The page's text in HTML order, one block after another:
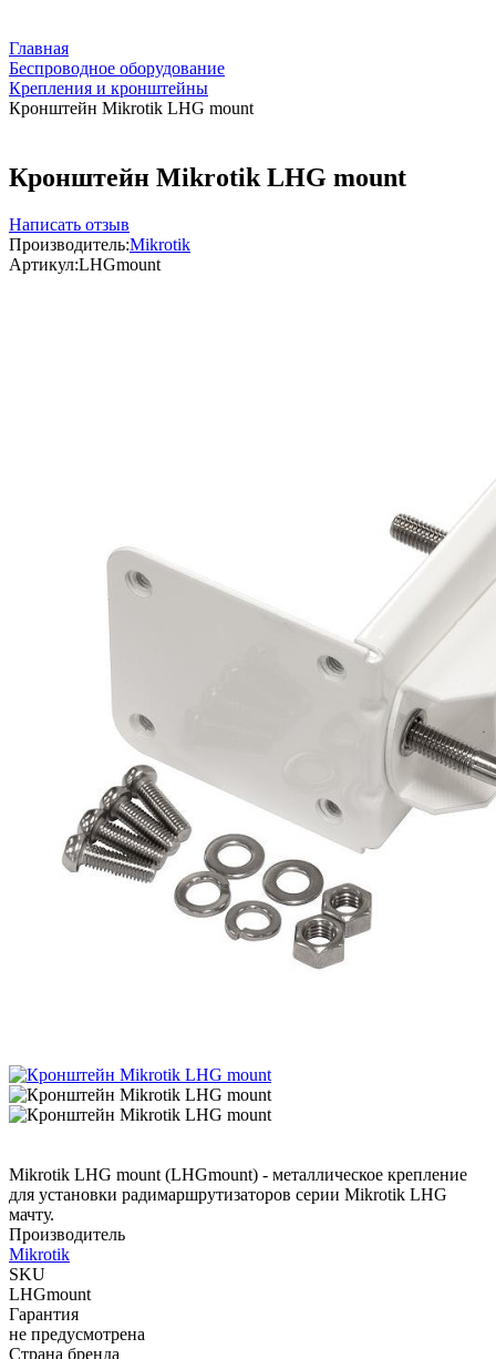
Главная
Беспроводное оборудование
Крепления и кронштейны
Кронштейн Mikrotik LHG mount
Кронштейн Mikrotik LHG mount
Написать отзыв
Производитель:Mikrotik
Артикул:LHGmount
Mikrotik LHG mount (LHGmount) - металлическое крепление
для установки радимаршрутизаторов серии Mikrotik LHG
мачту.
Производитель
Mikrotik
SKU
LHGmount
Гарантия
не предусмотрена
Страна бренда